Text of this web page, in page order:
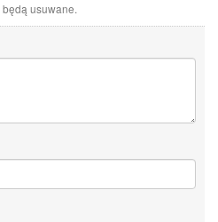
będą usuwane.